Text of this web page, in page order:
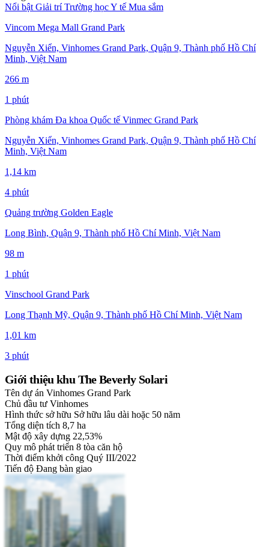
Nổi bật Giải trí Trường họcY tế Mua sắm
Vincom Mega Mall Grand Park
Nguyễn Xiển, Vinhomes Grand Park, Quận 9, Thành phố Hồ Chí
Minh, Việt Nam
266 m
1 phút
Phòng khám Đa khoa Quốc tế Vinmec Grand Park
Nguyễn Xiển, Vinhomes Grand Park, Quận 9, Thành phố Hồ Chí
Minh, Việt Nam
1,14 km
4 phút
Quảng trường Golden Eagle
Long Bình, Quận 9, Thành phố Hồ Chí Minh, Việt Nam
98 m
1 phút
Vinschool Grand Park
Long Thạnh Mỹ, Quận 9, Thành phố Hồ Chí Minh, Việt Nam
1,01 km
3 phút
Giới thiệu khu The Beverly Solari
Tên dự án Vinhomes Grand Park
Chủ đầu tư Vinhomes
Hình thức sở hữu Sở hữu lâu dài hoặc 50 năm
Tổng diện tích 8,7 ha
Mật độ xây dựng 22,53%
Quy mô phát triển 8 tòa căn hộ
Thời điểm khởi công Quý III/2022
Tiến độ Đang bàn giao